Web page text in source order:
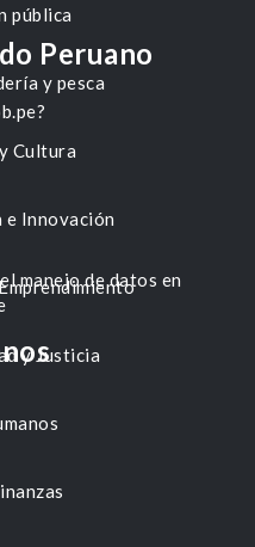
pública
y pesca
Cultura
e Innovación
y Justicia
Peruano
manejo de datos en